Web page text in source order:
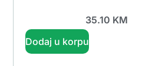
35.10 KM
Dodaj u korpu